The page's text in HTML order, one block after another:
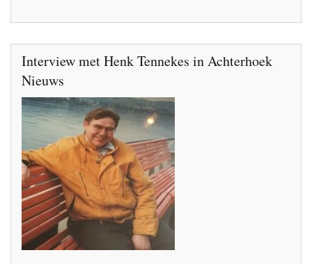
Interview met Henk Tennekes in Achterhoek
Nieuws